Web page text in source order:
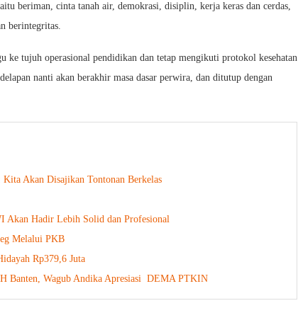
beriman, cinta tanah air, demokrasi, disiplin, kerja keras dan cerdas,
berintegritas.
ke tujuh operasional pendidikan dan tetap mengikuti protokol kesehatan
nanti akan berakhir masa dasar perwira, dan ditutup dengan
Akan Disajikan Tontonan Berkelas
Akan Hadir Lebih Solid dan Profesional
Melalui PKB
Rp379,6 Juta
Banten, Wagub Andika Apresiasi DEMA PTKIN